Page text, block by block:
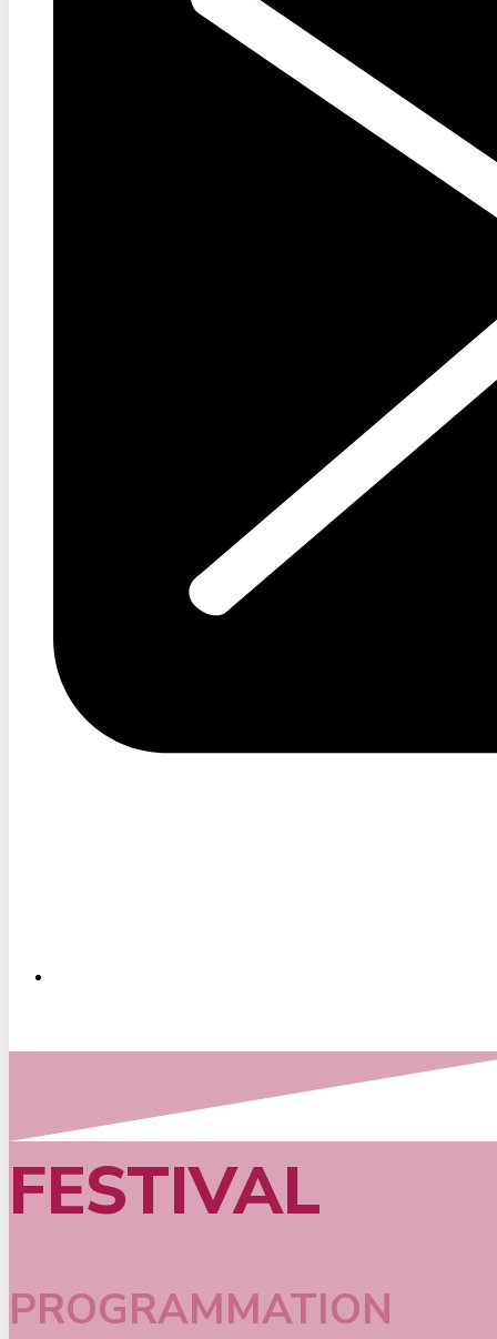
FESTIVAL
PROGRAMMATION